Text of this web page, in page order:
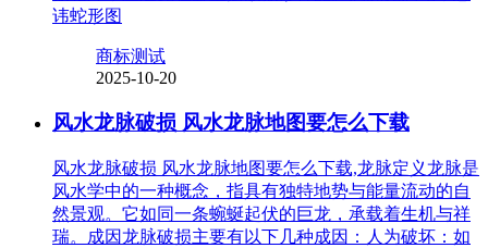
讳蛇形图
商标测试
2025-10-20
风水龙脉破损 风水龙脉地图要怎么下载
风水龙脉破损 风水龙脉地图要怎么下载,龙脉定义龙脉是
风水学中的一种概念，指具有独特地势与能量流动的自
然景观。它如同一条蜿蜒起伏的巨龙，承载着生机与祥
瑞。成因龙脉破损主要有以下几种成因：人为破坏：如